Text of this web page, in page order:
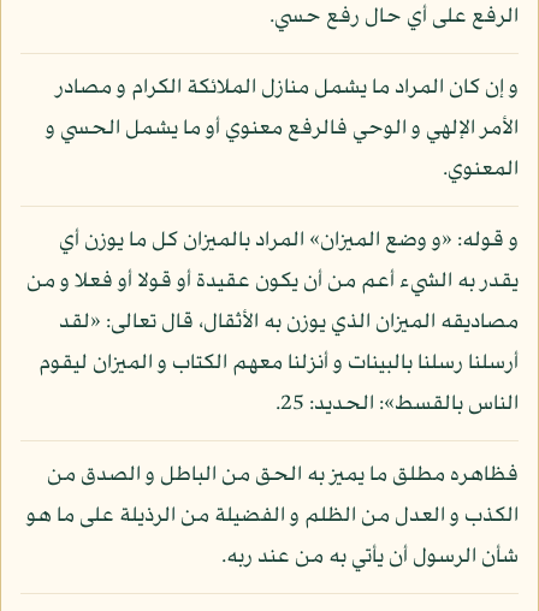
الرفع على أي حال رفع حسي.
و إن كان المراد ما يشمل منازل الملائكة الكرام و مصادر
الأمر الإلهي و الوحي فالرفع معنوي أو ما يشمل الحسي و
المعنوي.
و قوله: «و وضع الميزان» المراد بالميزان كل ما يوزن أي
يقدر به الشيء أعم من أن يكون عقيدة أو قولا أو فعلا و من
مصاديقه الميزان الذي يوزن به الأثقال، قال تعالى: «لقد
أرسلنا رسلنا بالبينات و أنزلنا معهم الكتاب و الميزان ليقوم
الناس بالقسط»: الحديد: 25.
فظاهره مطلق ما يميز به الحق من الباطل و الصدق من
الكذب و العدل من الظلم و الفضيلة من الرذيلة على ما هو
شأن الرسول أن يأتي به من عند ربه.